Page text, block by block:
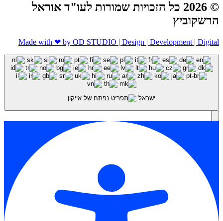
© 2026 כל הזכויות שמורות לעו"ד אוראל
הרשקוביץ
Made with ❤ by OD STUDIO | Design | Development | Digital
ישראל